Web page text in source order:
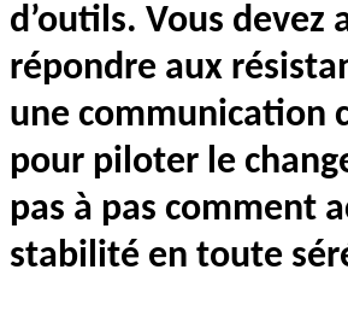
d’outils. Vous devez
répondre aux
une communication
pour piloter le
pas à pas comment
stabilité en toute